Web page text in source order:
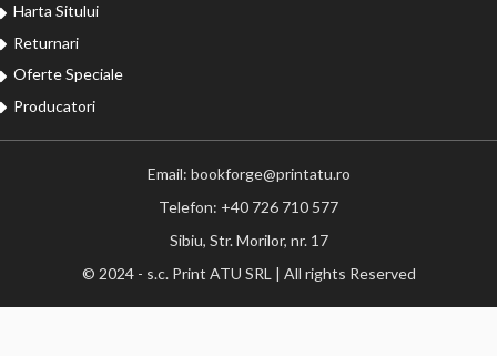
Harta Sitului
Returnari
Oferte Speciale
Producatori
Email: bookforge@printatu.ro
Telefon: +40 726 710 577
Sibiu, Str. Morilor, nr. 17
© 2024 - s.c. Print ATU SRL | All rights Reserved